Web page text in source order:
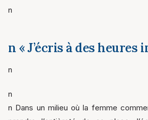
n
n « J’écris à des heures
n
n
n Dans un milieu où la femme